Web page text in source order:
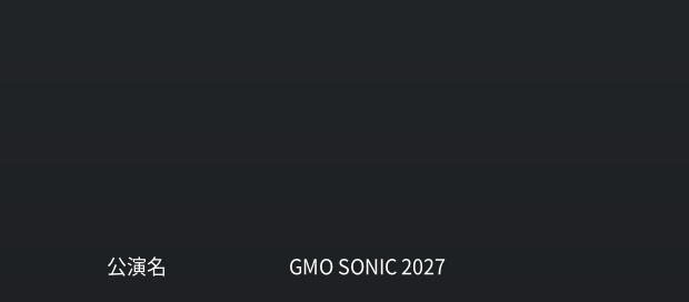
公演名
GMO SONIC 2027